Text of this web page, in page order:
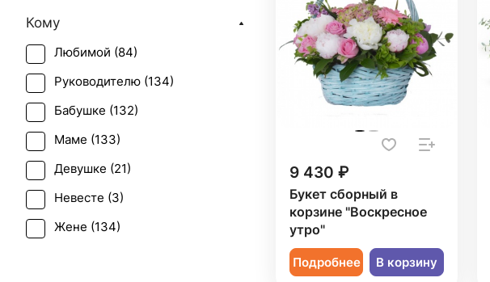
9 430 ₽
Букет сборный в
корзине "Воскресное
утро"
Подробнее В корзину
Пасха (
Первое свидание (
Рождение ребенка (
Рождество (15
Свадьба (4)
Татьянин день (
Юбилей (128
Кому
Любимой (84)
Руководителю (134)
Бабушке (132)
Маме (133)
Девушке (21)
Невесте (3)
Жене (134)